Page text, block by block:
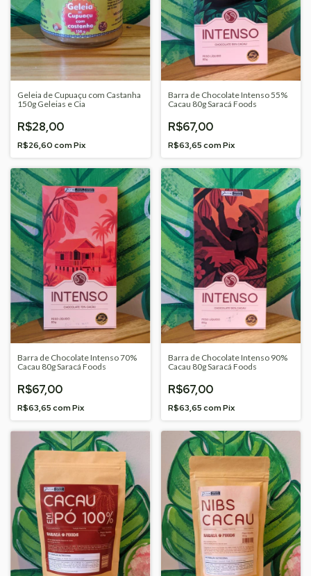
Geleia de Cupuaçu com Castanha
150g Geleias e Cia
R$28,00
R$26,60comPix
Barra de Chocolate Intenso 55%
Cacau 80g Saracá Foods
R$67,00
R$63,65comPix
Barra de Chocolate Intenso 70%
Cacau 80g Saracá Foods
R$67,00
R$63,65comPix
Barra de Chocolate Intenso 90%
Cacau 80g Saracá Foods
R$67,00
R$63,65comPix